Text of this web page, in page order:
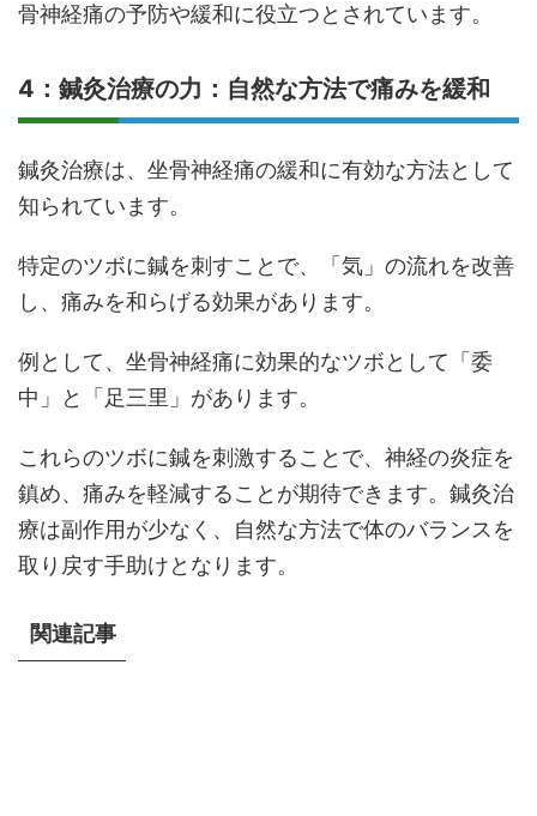
骨神経痛の予防や緩和に役立つとされています。
4：鍼灸治療の力：自然な方法で痛みを緩和
鍼灸治療は、坐骨神経痛の緩和に有効な方法として
知られています。
特定のツボに鍼を刺すことで、「気」の流れを改善
し、痛みを和らげる効果があります。
例として、坐骨神経痛に効果的なツボとして「委
中」と「足三里」があります。
これらのツボに鍼を刺激することで、神経の炎症を
鎮め、痛みを軽減することが期待できます。鍼灸治
療は副作用が少なく、自然な方法で体のバランスを
取り戻す手助けとなります。
関連記事